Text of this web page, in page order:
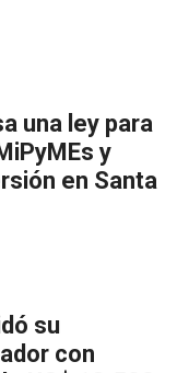
una ley para
y
en Santa
su
con